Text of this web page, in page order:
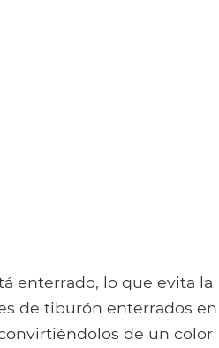
enterrado, lo que evita la
de tiburón enterrados en
de un color